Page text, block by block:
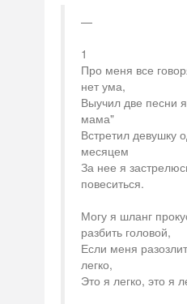
1
Про меня все
нет ума,
Выучил две песни
мама"
Встретил девушку
месяцем
За нее я
повеситься.
Могу я шланг
разбить головой,
Если меня
легко,
Это я легко, это я